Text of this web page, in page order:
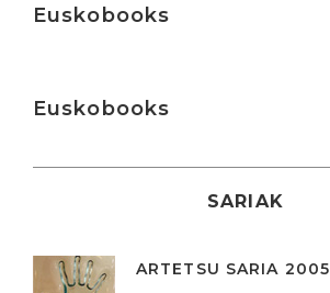
Euskobooks
Euskobooks
SARIAK
ARTETSU SARIA 2005